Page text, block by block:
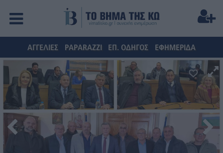
ΑΓΓΕΛΙΕΣ PAPARAZZI ΕΠ. ΟΔΗΓΟΣ ΕΦΗΜΕΡΙΔΑ